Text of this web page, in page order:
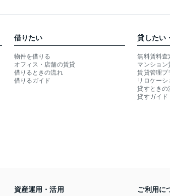
借りたい
物件を借りる
オフィス・店舗の賃貸
借りるときの流れ
借りるガイド
貸したい
無料賃料査
マンション
賃貸管理プ
リロケー
貸すときの
貸すガイド
資産運用・活用 ご利用に